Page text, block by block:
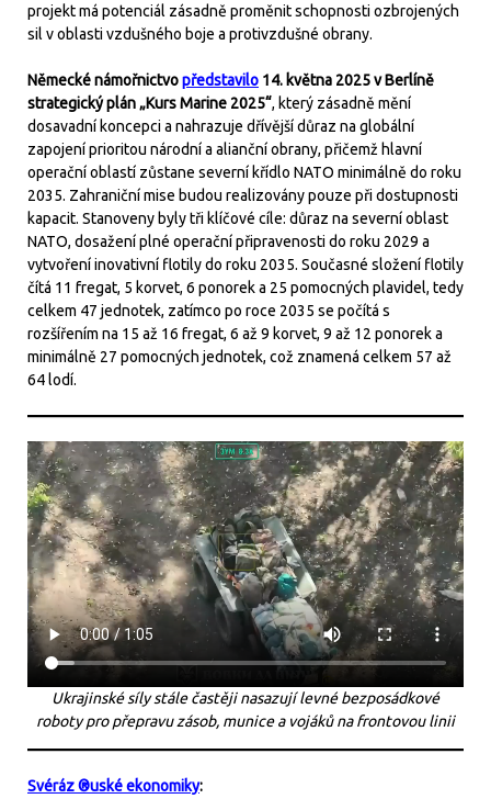
projekt má potenciál zásadně proměnit schopnosti ozbrojených
sil v oblasti vzdušného boje a protivzdušné obrany.
Německé námořnictvopředstavilo 14. května 2025 v Berlíně
strategický plán „Kurs Marine 2025“, který zásadně mění
dosavadní koncepci a nahrazuje dřívější důraz na globální
zapojení prioritou národní a alianční obrany, přičemž hlavní
operační oblastí zůstane severní křídlo NATO minimálně do roku
2035. Zahraniční mise budou realizovány pouze při dostupnosti
kapacit. Stanoveny byly tři klíčové cíle: důraz na severní oblast
NATO, dosažení plné operační připravenosti do roku 2029 a
vytvoření inovativní flotily do roku 2035. Současné složení flotily
čítá 11 fregat, 5 korvet, 6 ponorek a 25 pomocných plavidel, tedy
celkem 47 jednotek, zatímco po roce 2035 se počítá s
rozšířením na 15 až 16 fregat, 6 až 9 korvet, 9 až 12 ponorek a
minimálně 27 pomocných jednotek, což znamená celkem 57 až
64 lodí.
Ukrajinské síly stále častěji nasazují levné bezposádkové
roboty pro přepravu zásob, munice a vojáků na frontovou linii
Svéráz ®uské ekonomiky: